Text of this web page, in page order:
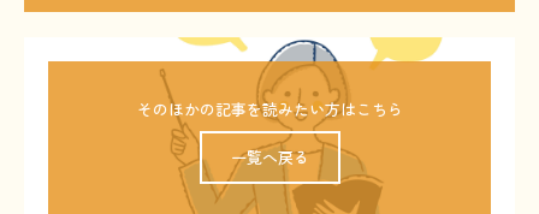
そのほかの記事を読みたい方はこちら
一覧へ戻る